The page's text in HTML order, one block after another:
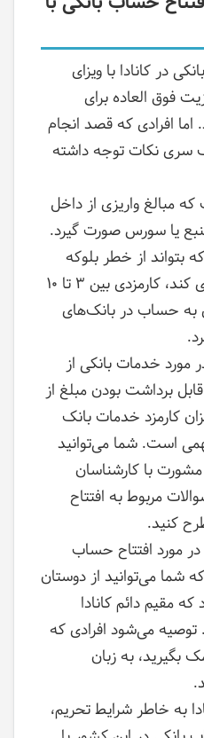
در کانادا با ویزای
فوق العاده برای
افرادی که قصد انجام
یک سری نکات توجه داشته
مبالغ واریزی از داخل
یا سورس صورت گیرد.
بتواند از خطر بلوکه
شدن حساب جلوگیری کند، کارمزدی بین ۳ تا ۱۰
به حساب در بانک‌های
مورد خدمات بانکی از
برداشت بودن مبلغ از
کارمزد خدمات بانک
است. شما می‌توانید
با کارشناسان
مربوط به افتتاح
کنید.
مورد افتتاح حساب
شما می‌توانید از دوستان
مقیم دائم کانادا
می‌شود افرادی که
بگیرید، به زبان
به خاطر شرایط تحریم،